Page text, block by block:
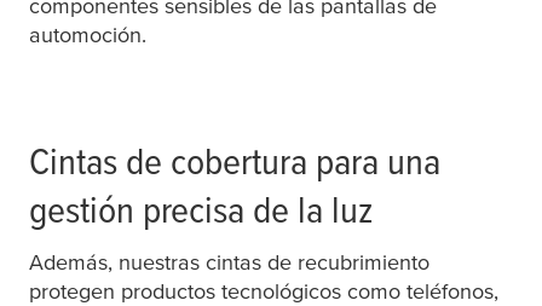
componentes sensibles de las pantallas de
automoción.
Cintas de cobertura para una
gestión precisa de la luz
Además, nuestras cintas de recubrimiento
protegen productos tecnológicos como teléfonos,